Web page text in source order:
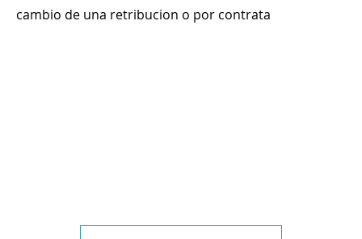
cambio de una retribucion o por contrata